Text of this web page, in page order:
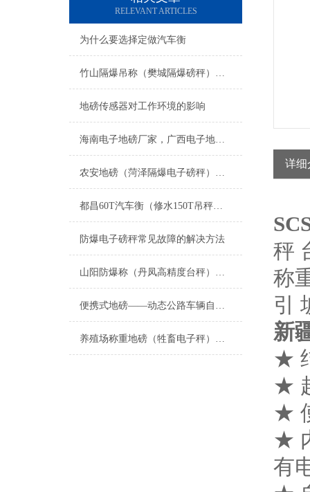
RELEVANT ARTICLES
为什么要选择定做汽车衡
竹山隔爆吊称（樊城隔爆磅秤）猇亭隔爆秤维修
地磅传感器对工作环境的影响
海南电子地磅厂家，广西电子地磅厂家；四川电子地磅厂家；湖北电子地磅厂家；重庆电子地磅厂家
农安地磅（菏泽隔爆电子磅秤）高唐防爆钢瓶称）茌平200吨汽车衡维修
都昌60T汽车衡（修水150T吊秤（宣桥汽车磅秤）柴桑100吨地磅维修
防爆电子磅秤常见故障的解决方法
山阳防爆称（丹凤高精度台秤）西夏防腐蚀地磅）隆德隔爆衡器维修
便携式地磅——动态公路车辆自动衡器
养殖场称重地磅（牲畜电子秤）的选择要点
详细
秤
称
引
新
★
★
★
★
有